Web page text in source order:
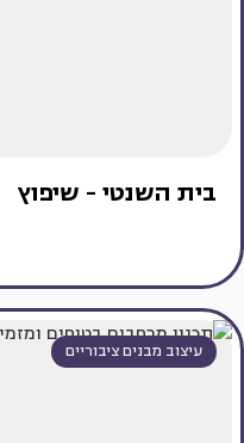
בית השנטי - שיפוץ
עיצוב מבנים ציבוריים